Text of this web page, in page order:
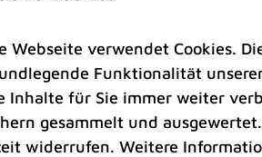
Webseite verwendet Cookies.
Funktionalität
Inhalte für Sie immer weiter
gesammelt und
widerrufen. Weitere